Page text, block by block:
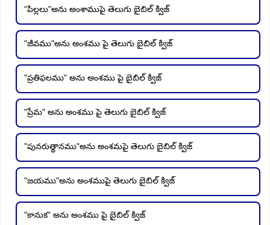
"పిల్లలు"అను అంశాముపై తెలుగు బైబిల్ క్విజ్
"జీవము"అను అంశము పై తెలుగు బైబిల్ క్విజ్
"ప్రతిఫలము" అను అంశము పై బైబిల్ క్విజ్
"ప్రేమ" అను అంశము పై తెలుగు బైబిల్ క్విజ్
"పునరుత్థానము"అను అంశమపై తెలుగు బైబిల్ క్విజ్
"జయము"అను అంశముపై తెలుగు బైబిల్ క్విజ్
"కానుక" అను అంశము పై బైబిల్ క్విజ్